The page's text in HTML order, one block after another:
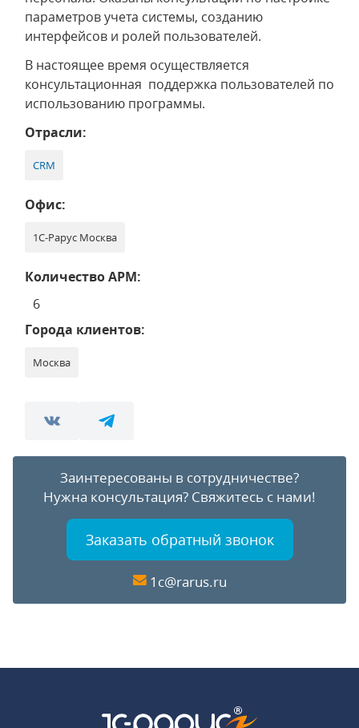
параметров учета системы, созданию
интерфейсов и ролей пользователей.
В настоящее время осуществляется
консультационная поддержка пользователей по
использованию программы.
Отрасли:
CRM
Офис:
1С-Рарус Москва
Количество АРМ:
6
Города клиентов:
Москва
Заинтересованы в сотрудничестве?
Нужна консультация? Свяжитесь с нами!
Заказать обратный звонок
1c@rarus.ru